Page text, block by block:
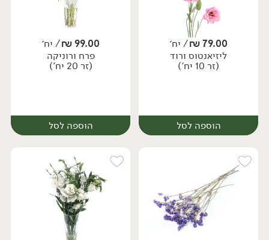
79.00
₪/ יח׳
ליזיאנטוס ורוד
(זר 10 יח')
הוספה לסל
99.00
₪/ יח׳
פרח ורוניקה
(זר 20 יח')
הוספה לסל